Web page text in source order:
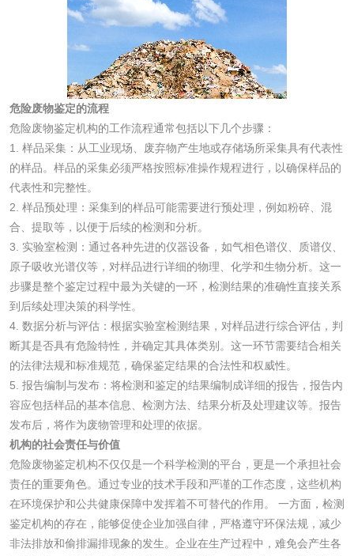
危险废物鉴定的流程
危险废物鉴定机构的工作流程通常包括以下几个步骤：
1. 样品采集：从工业现场、废弃物产生地或存储场所采集具有代表性
的样品。样品的采集必须严格按照标准操作规程进行，以确保样品的
代表性和完整性。
2. 样品预处理：采集到的样品可能需要进行预处理，例如粉碎、混
合、提取等，以便于后续的检测和分析。
3. 实验室检测：通过各种先进的仪器设备，如气相色谱仪、质谱仪、
原子吸收光谱仪等，对样品进行详细的物理、化学和生物分析。这一
步骤是整个鉴定过程中最为关键的一环，检测结果的准确性直接关系
到后续处理决策的科学性。
4. 数据分析与评估：根据实验室检测结果，对样品进行综合评估，判
断其是否具有危险特性，并确定其具体类别。这一环节需要结合相关
的法律法规和标准规范，确保鉴定结果的合法性和权威性。
5. 报告编制与发布：将检测和鉴定的结果编制成详细的报告，报告内
容应包括样品的基本信息、检测方法、结果分析及处理建议等。报告
发布后，将作为废物管理和处理的依据。
机构的社会责任与价值
危险废物鉴定机构不仅仅是一个科学检测的平台，更是一个承担社会
责任的重要角色。通过专业的技术手段和严谨的工作态度，这些机构
在环境保护和公共健康保障中发挥着不可替代的作用。 一方面，检测
鉴定机构的存在，能够促使企业加强自律，严格遵守环保法规，减少
非法排放和偷排漏排现象的发生。企业在生产过程中，难免会产生各
清洗剂检测
洗手液检测
水处理剂
工业乳状氢氧化钙
检测
三氯异氰尿酸检测 磷酸二氢铵检测
碳酸钙检测
活性炭
活性炭检测 煤质颗粒活性炭检
脱硫脱硝活性炭检
测
检测
木质净水用活性炭